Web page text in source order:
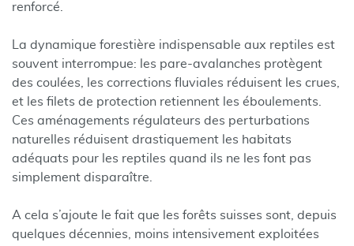
renforcé.
La dynamique forestière indispensable aux reptiles est
souvent interrompue: les pare-avalanches protègent
des coulées, les corrections fluviales réduisent les crues,
et les filets de protection retiennent les éboulements.
Ces aménagements régulateurs des perturbations
naturelles réduisent drastiquement les habitats
adéquats pour les reptiles quand ils ne les font pas
simplement disparaître.
A cela s’ajoute le fait que les forêts suisses sont, depuis
quelques décennies, moins intensivement exploitées